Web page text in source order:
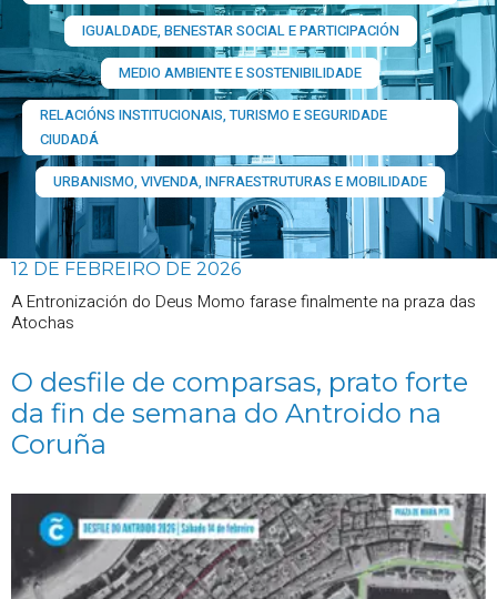
IGUALDADE, BENESTAR SOCIAL E PARTICIPACIÓN
MEDIO AMBIENTE E SOSTENIBILIDADE
RELACIÓNS INSTITUCIONAIS, TURISMO E SEGURIDADE
CIUDADÁ
URBANISMO, VIVENDA, INFRAESTRUTURAS E MOBILIDADE
12 DE FEBREIRO DE 2026
A Entronización do Deus Momo farase finalmente na praza das
Atochas
O desfile de comparsas, prato forte
da fin de semana do Antroido na
Coruña